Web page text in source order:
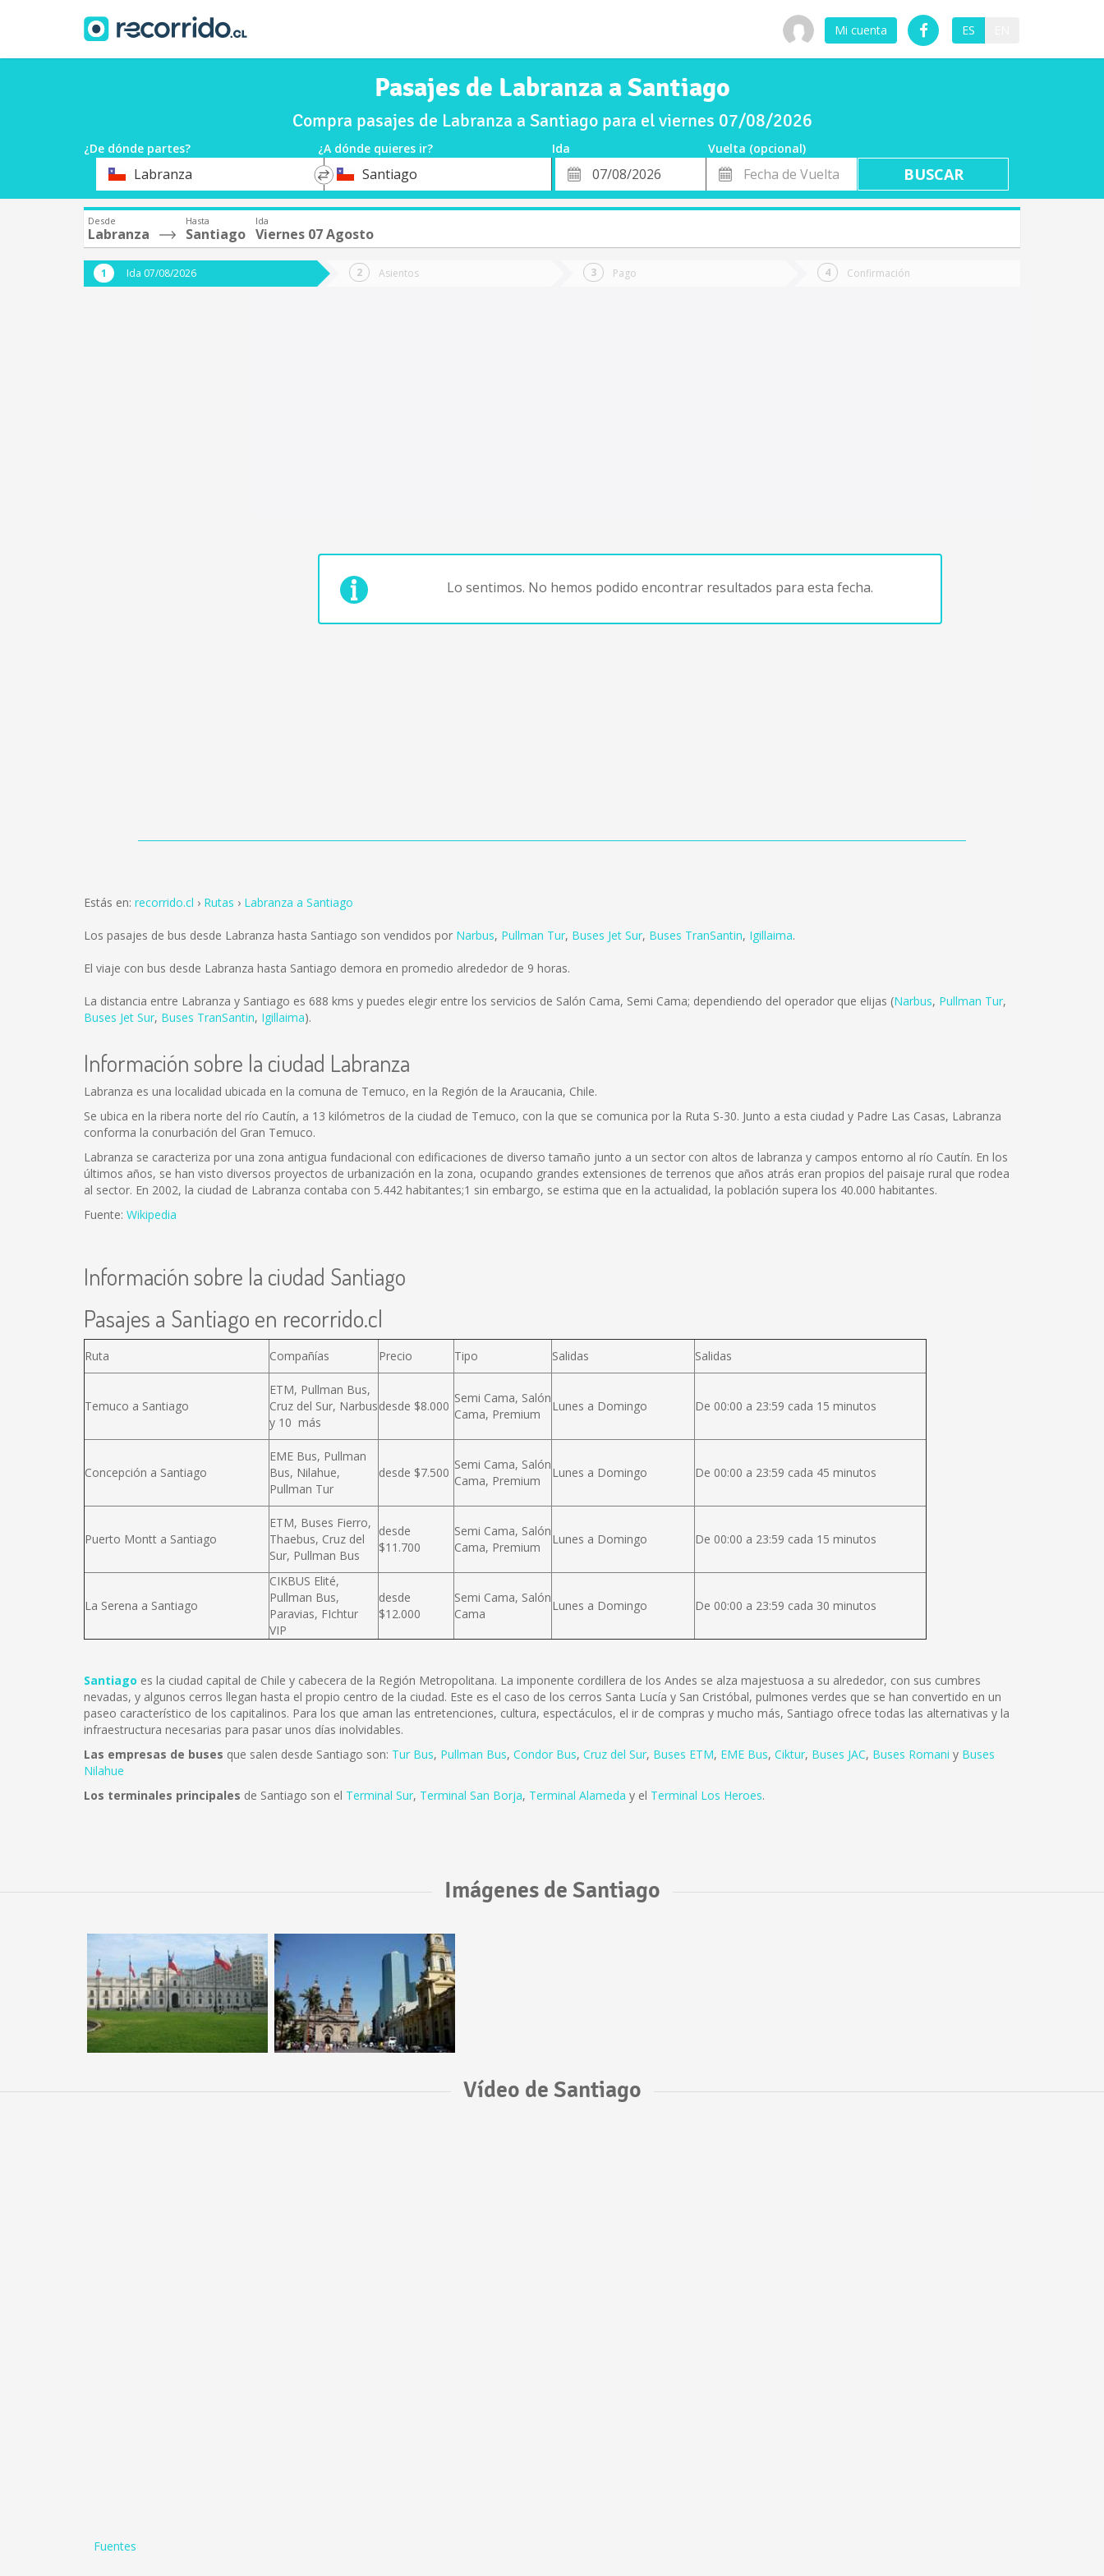
Mi cuenta ES
Pasajes de Labranza a Santiago
Compra pasajes de Labranza a Santiago para el viernes 07/08/2026
¿De dónde partes? ¿A dónde quieres ir? Ida
Vuelta (opcional)
OrigenLabranza
*
DestinoSantiago
Fecha
de
Fecha
de
Vuelta
Desde
Labranza
Hasta
Santiago
Ida
Viernes 07 Agosto
Ida 07/08/2026 Asientos Pago Confirmación
Lo sentimos. No hemos podido encontrar resultados para esta fecha.
Estás en: recorrido.cl Rutas Labranza a Santiago
Los pasajes de bus desde Labranza hasta Santiago son vendidos por Narbus, Pullman Tur, Buses Jet Sur, Buses TranSantin, Igillaima.
El viaje con bus desde Labranza hasta Santiago demora en promedio alrededor de 9 horas.
La distancia entre Labranza y Santiago es 688 kms y puedes elegir entre los servicios de Salón Cama, Semi Cama; dependiendo del operador que elijas (Narbus, Pullman Tur,
Buses Jet Sur, Buses TranSantin, Igillaima).
Información sobre la ciudad Labranza
Labranza es una localidad ubicada en la comuna de Temuco, en la Región de la Araucania, Chile.
Se ubica en la ribera norte del río Cautín, a 13 kilómetros de la ciudad de Temuco, con la que se comunica por la Ruta S-30. Junto a esta ciudad y Padre Las Casas, Labranza
conforma la conurbación del Gran Temuco.
Labranza se caracteriza por una zona antigua fundacional con edificaciones de diverso tamaño junto a un sector con altos de labranza y campos entorno al río Cautín. En los
últimos años, se han visto diversos proyectos de urbanización en la zona, ocupando grandes extensiones de terrenos que años atrás eran propios del paisaje rural que rodea
al sector. En 2002, la ciudad de Labranza contaba con 5.442 habitantes;1 sin embargo, se estima que en la actualidad, la población supera los 40.000 habitantes.
Fuente: Wikipedia
Información sobre la ciudad Santiago
Pasajes a Santiago en recorrido.cl
Ruta Compañías Precio Tipo Salidas Salidas
Temuco a Santiago
ETM, Pullman Bus,
Cruz del Sur, Narbus
y 10 más
desde $8.000
Semi Cama, Salón
Cama, Premium
Lunes a Domingo De 00:00 a 23:59 cada 15 minutos
Concepción a Santiago
EME Bus, Pullman
Bus, Nilahue,
Pullman Tur
desde $7.500
Semi Cama, Salón
Cama, Premium
Lunes a Domingo De 00:00 a 23:59 cada 45 minutos
Puerto Montt a Santiago
ETM, Buses Fierro,
Thaebus, Cruz del
Sur, Pullman Bus
desde
$11.700
Semi Cama, Salón
Cama, Premium
Lunes a Domingo De 00:00 a 23:59 cada 15 minutos
La Serena a Santiago
CIKBUS Elité,
Pullman Bus,
Paravias, FIchtur
VIP
desde
$12.000
Semi Cama, Salón
Cama
Lunes a Domingo De 00:00 a 23:59 cada 30 minutos
Santiago es la ciudad capital de Chile y cabecera de la Región Metropolitana. La imponente cordillera de los Andes se alza majestuosa a su alrededor, con sus cumbres
nevadas, y algunos cerros llegan hasta el propio centro de la ciudad. Este es el caso de los cerros Santa Lucía y San Cristóbal, pulmones verdes que se han convertido en un
paseo característico de los capitalinos. Para los que aman las entretenciones, cultura, espectáculos, el ir de compras y mucho más, Santiago ofrece todas las alternativas y la
infraestructura necesarias para pasar unos días inolvidables.
Las empresas de buses que salen desde Santiago son: Tur Bus, Pullman Bus, Condor Bus, Cruz del Sur, Buses ETM, EME Bus, Ciktur, Buses JAC, Buses Romani y Buses
Nilahue
Los terminales principales de Santiago son el Terminal Sur, Terminal San Borja, Terminal Alameda y el Terminal Los Heroes.
Imágenes de Santiago
Vídeo de Santiago
Fuentes